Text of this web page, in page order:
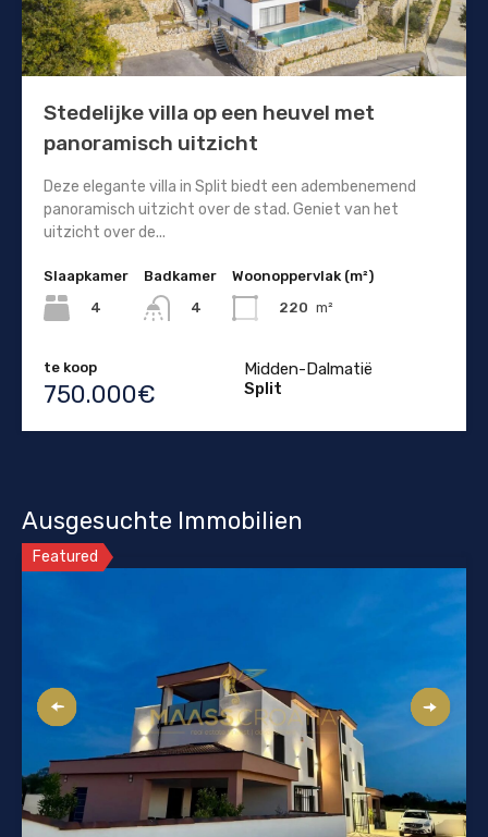
Stedelijke villa op een heuvel met
panoramisch uitzicht
Deze elegante villa in Split biedt een adembenemend
panoramisch uitzicht over de stad. Geniet van het
uitzicht over de...
Slaapkamer
4
Badkamer
4
Woonoppervlak (m²)
220 m²
te koop
750.000€
Midden-Dalmatië
Split
Ausgesuchte Immobilien
Featured